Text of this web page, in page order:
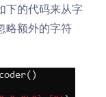
下的代码来从字
略额外的字符